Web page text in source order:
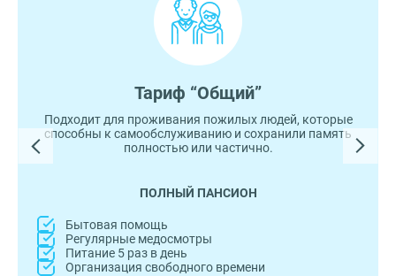
Тариф “Общий”
Подходит для проживания пожилых людей, которые
способны к самообслуживанию и сохранили память
полностью или частично.
ПОЛНЫЙ ПАНСИОН
Бытовая помощь
Регулярные медосмотры
Питание 5 раз в день
Организация свободного времени